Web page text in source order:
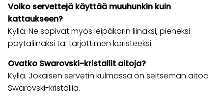
Voiko servettejä käyttää muuhunkin kuin
kattaukseen?
Kyllä. Ne sopivat myös leipäkorin liinaksi, pieneksi
pöytäliinaksi tai tarjottimen koristeeksi.
Ovatko Swarovski-kristallit aitoja?
Kyllä. Jokaisen servetin kulmassa on seitsemän aitoa
Swarovski-kristallia.